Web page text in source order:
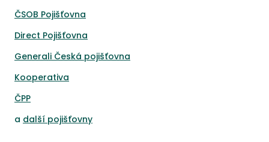
ČSOB Pojišťovna
Direct Pojišťovna
Generali Česká pojišťovna
Kooperativa
ČPP
a další pojišťovny